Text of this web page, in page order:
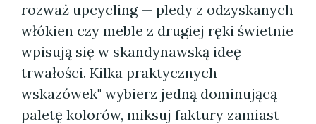
rozważ upcycling — pledy z odzyskanych
włókien czy meble z drugiej ręki świetnie
wpisują się w skandynawską ideę
trwałości. Kilka praktycznych
wskazówek" wybierz jedną dominującą
paletę kolorów, miksuj faktury zamiast